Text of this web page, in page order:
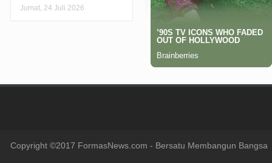
Jumat, 24 Juli 2026
Copyright ©2017 FormasNews.com - Bersatu Membangun Bangsa